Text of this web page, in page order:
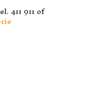
411 911 of